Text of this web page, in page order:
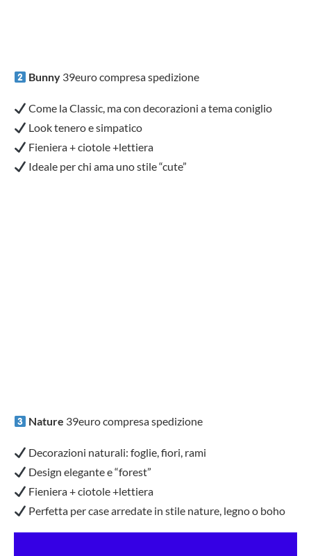
Bunny 39euro compresa spedizione
Come la Classic, ma con decorazioni a tema coniglio
Look tenero e simpatico
Fieniera + ciotole +lettiera
Ideale per chi ama uno stile “cute”
Nature 39euro compresa spedizione
Decorazioni naturali: foglie, fiori, rami
Design elegante e “forest”
Fieniera + ciotole +lettiera
Perfetta per case arredate in stile nature, legno o boho